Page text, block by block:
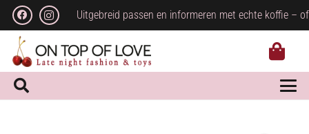
Uitgebreid passen en informeren met echte koffie –